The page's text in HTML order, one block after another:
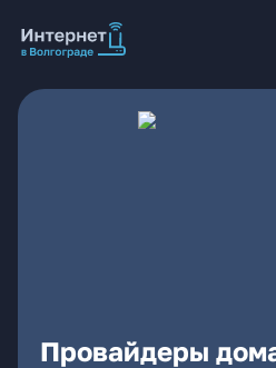
Провайдеры